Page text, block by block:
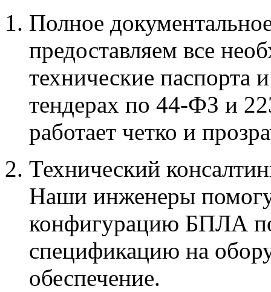
Полное
предоставляем все
технические паспорта
тендерах по 44-ФЗ и
работает четко и
Технический
Наши инженеры
конфигурацию БПЛА
спецификацию на
обеспечение.